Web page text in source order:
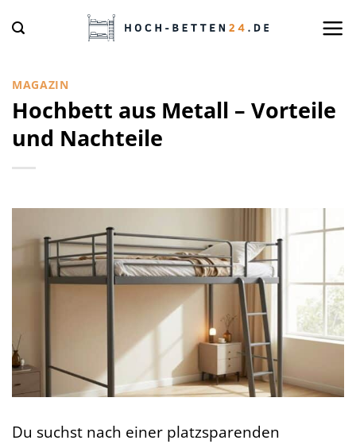
Inhalt
MAGAZIN
Hochbett aus Metall – Vorteile
und Nachteile
Du suchst nach einer platzsparenden